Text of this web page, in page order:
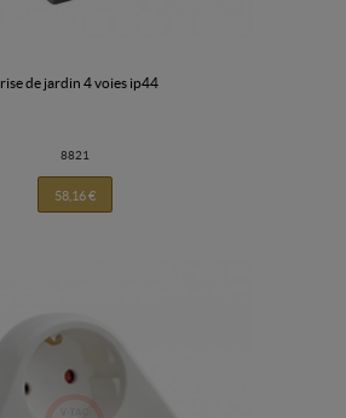
prise de jardin 4 voies ip44
8821
58,16 €